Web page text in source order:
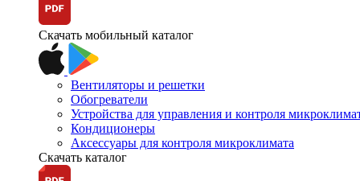
Скачать мобильный каталог
Вентиляторы и решетки
Обогреватели
Устройства для управления и контроля
Кондиционеры
Аксессуары для контроля микроклимата
Скачать каталог